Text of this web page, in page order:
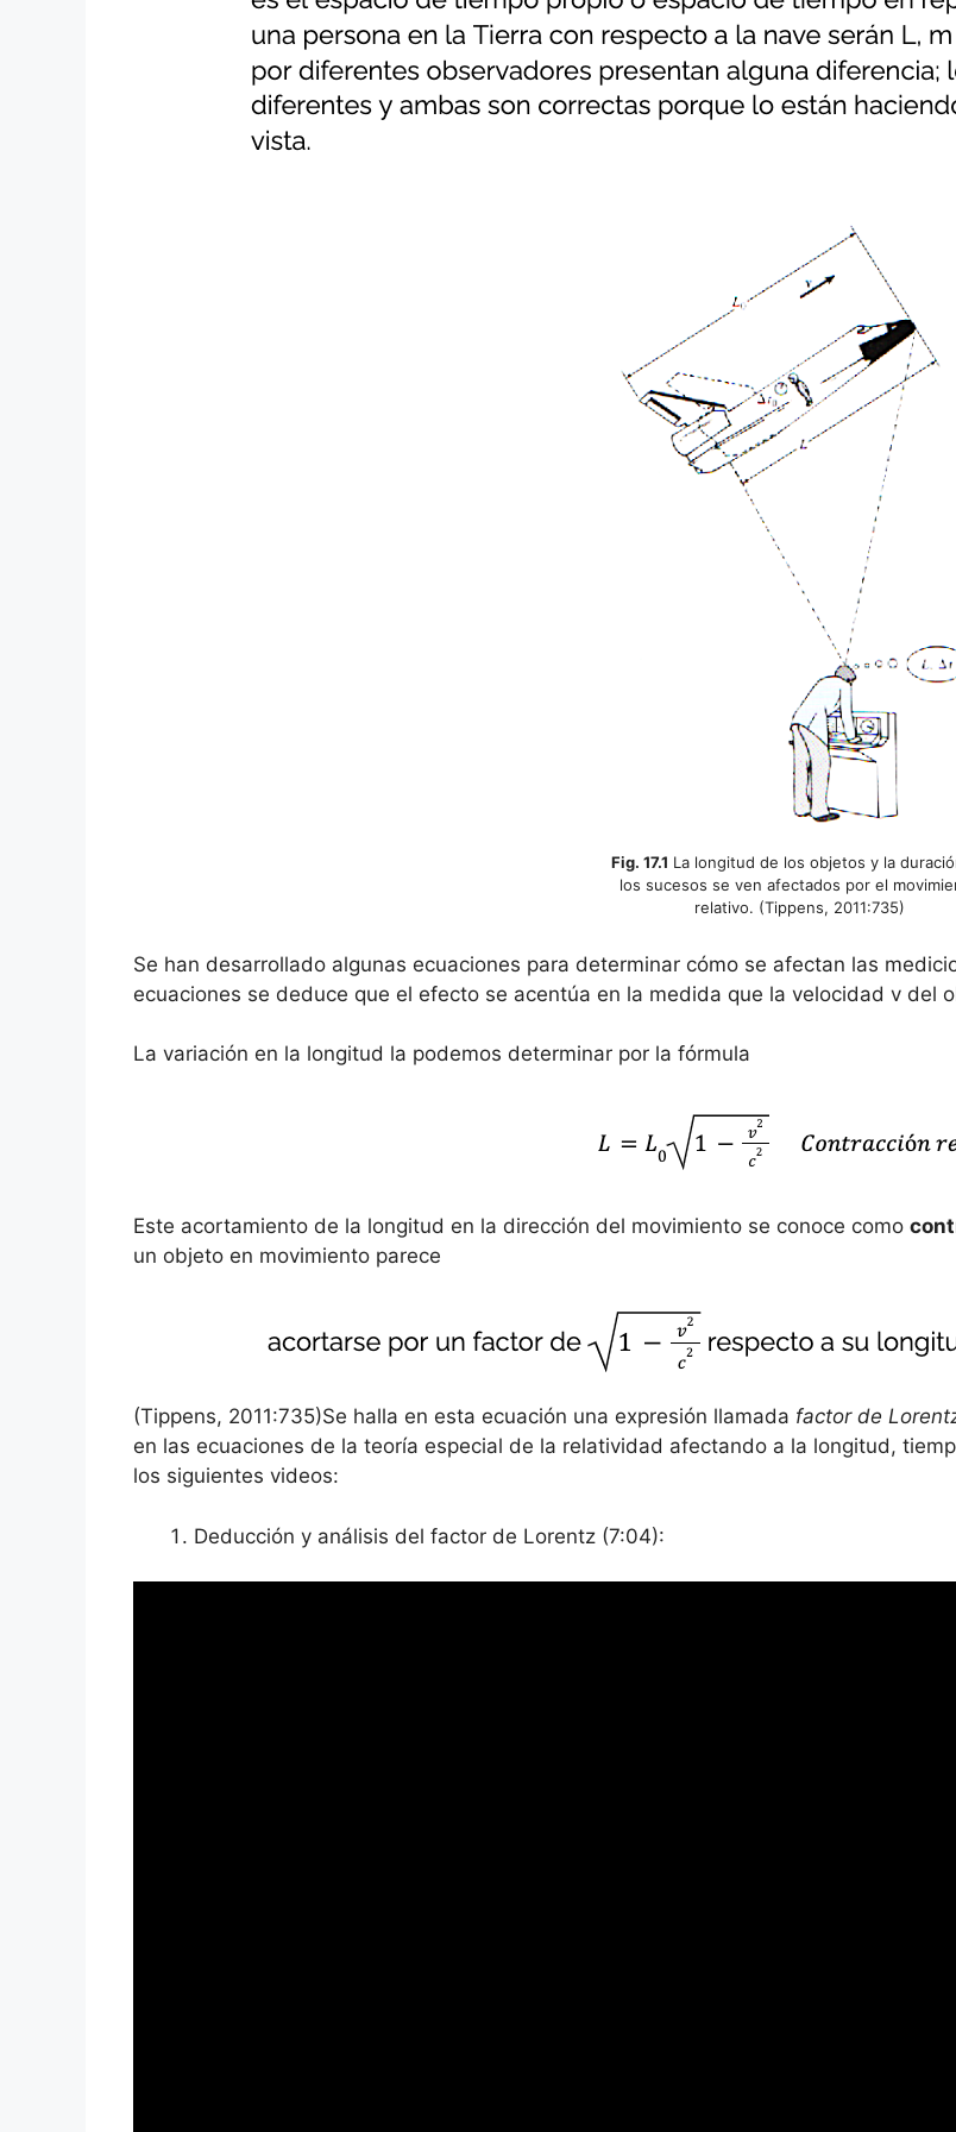
Fig. 17.1 La longitud de los objetos y la
los sucesos se ven afectados por el
relativo. (Tippens, 2011:735)
Se han desarrollado algunas ecuaciones para determinar cómo se afectan las
ecuaciones se deduce que el efecto se acentúa en la medida que la velocidad v del
La variación en la longitud la podemos determinar por la fórmula
Este acortamiento de la longitud en la dirección del movimiento se conoce como
un objeto en movimiento parece
(Tippens, 2011:735)Se halla en esta ecuación una expresión llamada factor de
en las ecuaciones de la teoría especial de la relatividad afectando a la longitud,
los siguientes videos:
Deducción y análisis del factor de Lorentz (7:04):